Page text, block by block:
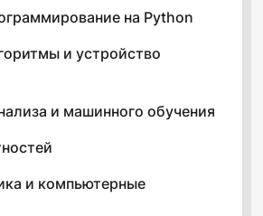
на Python
и устройство
и машинного обучения
и компьютерные